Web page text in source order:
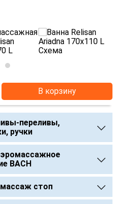
В корзину
переливы,
ручки
BACH
стоп